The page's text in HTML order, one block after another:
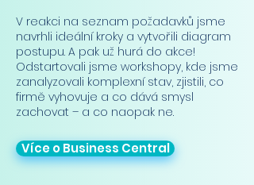
V reakci na seznam požadavků jsme
navrhli ideální kroky a vytvořili diagram
postupu. A pak už hurá do akce!
Odstartovali jsme workshopy, kde jsme
zanalyzovali komplexní stav, zjistili, co
firmě vyhovuje a co dává smysl
zachovat – a co naopak ne.
Více o Business Central